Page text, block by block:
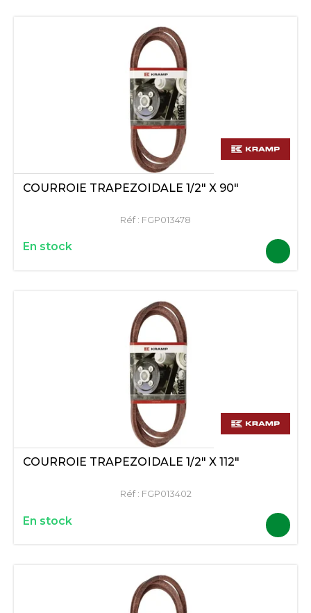
COURROIE TRAPÉZOÏDALE 1/2" X 90"
Réf : FGP013478
En stock
COURROIE TRAPÉZOÏDALE 1/2" X 112"
Réf : FGP013402
En stock